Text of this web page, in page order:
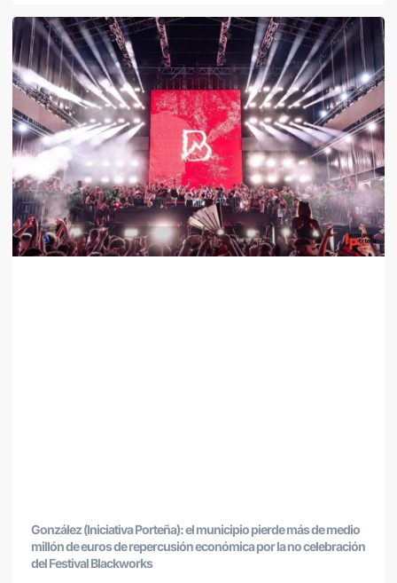
González (Iniciativa Porteña): el municipio pierde más de medio
millón de euros de repercusión económica por la no celebración
del Festival Blackworks